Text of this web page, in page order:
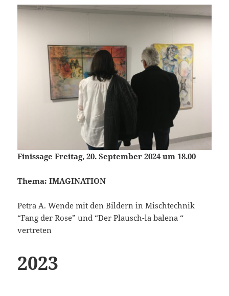
Finissage Freitag, 20. September 2024 um 18.00
Thema: IMAGINATION
Petra A. Wende mit den Bildern in Mischtechnik
“Fang der Rose” und “Der Plausch-la balena “
vertreten
2023